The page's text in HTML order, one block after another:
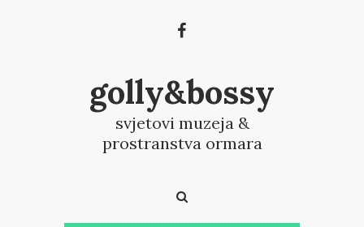
golly&bossy
svjetovi muzeja &
prostranstva ormara